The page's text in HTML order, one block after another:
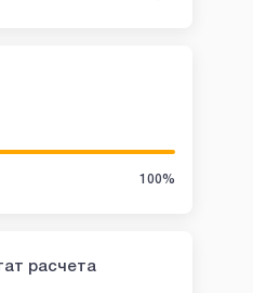
100%
расчета